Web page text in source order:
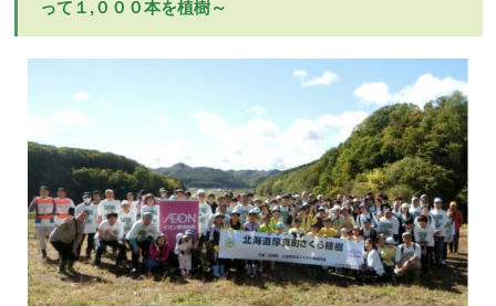
って１,０００本を植樹～